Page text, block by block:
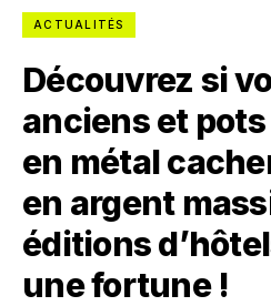
ACTUALITÉS
Découvrez si
anciens et
en métal
en argent
éditions
une fortune !